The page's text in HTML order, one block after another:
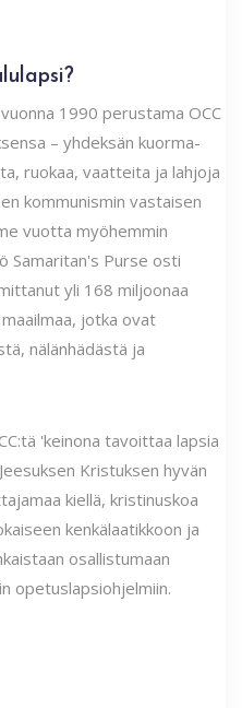
1990 perustama OCC
– yhdeksän kuorma-
ruokaa, vaatteita ja lahjoja
kommunismin vastaisen
vuotta myöhemmin
Samaritan's Purse osti
yli 168 miljoonaa
jotka ovat
nälänhädästä ja
'keinona tavoittaa lapsia
Kristuksen hyvän
kiellä, kristinuskoa
kenkälaatikkoon ja
​​osallistumaan
opetuslapsiohjelmiin.